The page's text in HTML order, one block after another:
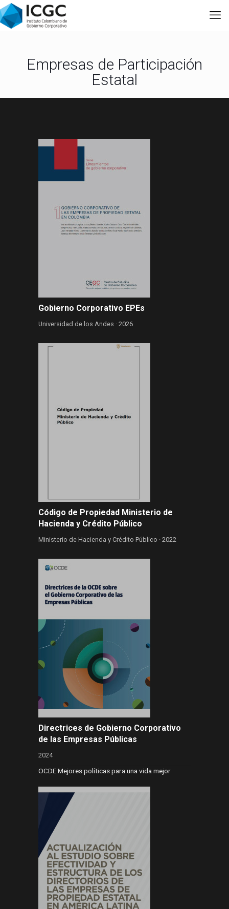
Empresas de Participación
Estatal
Gobierno Corporativo EPEs
Universidad de los Andes ·2026
Código de Propiedad Ministerio de
Hacienda y Crédito Público
Ministerio de Hacienda y Crédito Público ·2022
Directrices de Gobierno Corporativo
de las Empresas Públicas
2024
OCDE Mejores políticas para una vida mejor